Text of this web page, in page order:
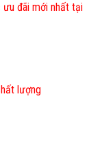
ưu đãi mới nhất tại
lượng